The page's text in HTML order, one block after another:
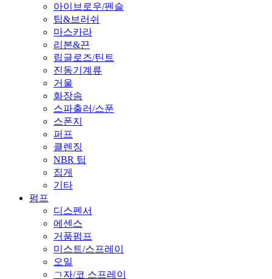
아이브로우/펜슬
팁&브러쉬
마스카라
리본&끈
립글로즈/틴트
진동기계류
거울
화장솜
스파출러/스푼
스폰지
퍼프
클렌징
NBR 팁
집게
기타
펌프
디스펜서
에센스
거품펌프
미스트/스프레이
오일
ㄱ자/코 스프레이